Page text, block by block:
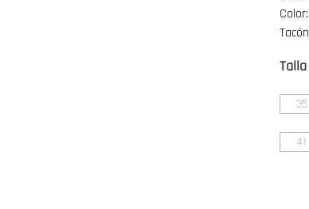
Talla
35
41